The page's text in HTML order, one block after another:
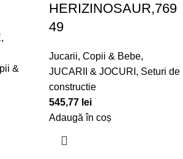
,
&
HERIZINOSAUR,769
49
Jucarii, Copii & Bebe,
JUCARII & JOCURI , Seturi de
constructie
545,77 lei
Adaugă în coș